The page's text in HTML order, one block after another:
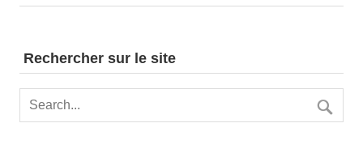
Rechercher sur le site